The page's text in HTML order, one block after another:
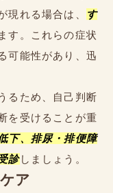
現れる場合は、
す
す。これらの症状
可能性があり、迅
るため、自己判断
を受けることが重
下、排尿・排便障
診しましょう。
ア